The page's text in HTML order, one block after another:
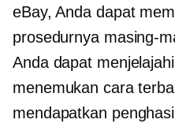
eBay, Anda dapat
prosedurnya masing-
Anda dapat
menemukan cara
mendapatkan